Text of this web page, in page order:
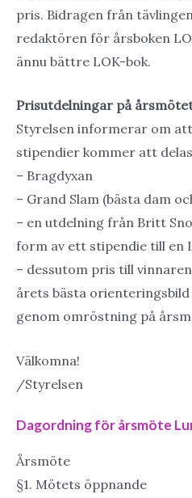
pris. Bidragen från
redaktören för årsboken
ännu bättre LOK-bok.
Prisutdelningar på
Styrelsen informerar om
stipendier kommer att
– Bragdyxan
– Grand Slam (bästa dam
– en utdelning från Britt
form av ett stipendie till en
– dessutom pris till
årets bästa orienteringsbild
genom omröstning på
Välkomna!
/Styrelsen
Dagordning för årsmöte
Årsmöte
§1. Mötets öppnande